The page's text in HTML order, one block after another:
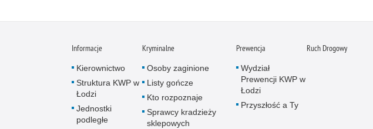
Informacje
Kierownictwo
Struktura KWP w
Łodzi
Jednostki
podległe
Kryminalne
Osoby zaginione
Listy gończe
Kto rozpoznaje
Sprawcy kradzieży
sklepowych
Prewencja
Wydział
Prewencji KWP w
Łodzi
Przyszłość a Ty
Ruch Drogowy